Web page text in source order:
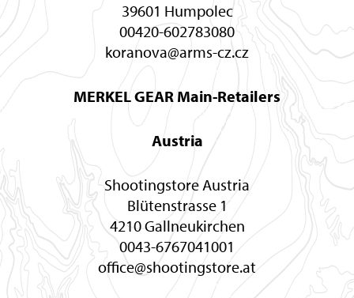
39601 Humpolec
00420-602783080
koranova@arms-cz.cz
MERKEL GEAR Main-Retailers
Austria
Shootingstore Austria
Blütenstrasse 1
4210 Gallneukirchen
0043-6767041001
office@shootingstore.at